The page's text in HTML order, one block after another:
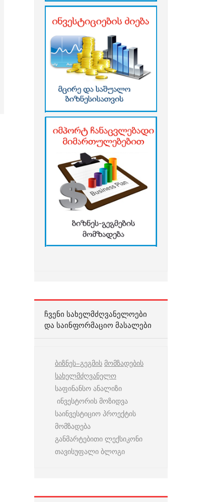
ᲩᲕᲔᲜᲘ ᲡᲐᲮᲔᲚᲛᲫᲦᲕᲐᲜᲔᲚᲝᲔᲑᲘ
ᲓᲐ ᲡᲐᲘᲜᲤᲝᲠᲛᲐᲪᲘᲝ ᲛᲐᲡᲐᲚᲔᲑᲘ
ბიზნეს–გეგმის მომზადების
სახელმძღვანელო
საფინანსო ანალიზი
ინვესტორის მოზიდვა
საინვესტიციო პროექტის
მომზადება
განმარტებითი ლექსიკონი
თავისუფალი ბლოგი